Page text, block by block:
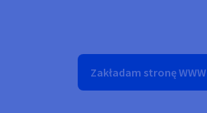
Zakładam stronę WWW